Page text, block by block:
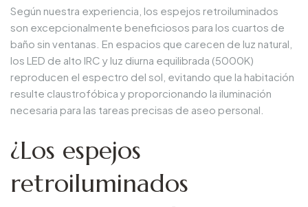
Según nuestra experiencia, los espejos retroiluminados
son excepcionalmente beneficiosos para los cuartos de
baño sin ventanas. En espacios que carecen de luz natural,
los LED de alto IRC y luz diurna equilibrada (5000K)
reproducen el espectro del sol, evitando que la habitación
resulte claustrofóbica y proporcionando la iluminación
necesaria para las tareas precisas de aseo personal.
¿Los espejos
retroiluminados